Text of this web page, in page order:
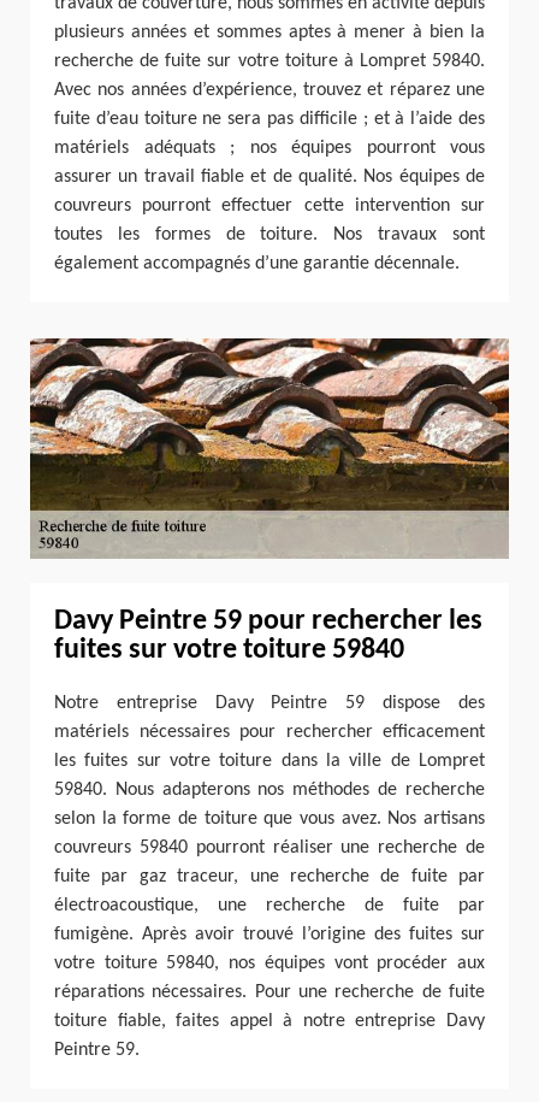
travaux de couverture, nous sommes en activité depuis
plusieurs années et sommes aptes à mener à bien la
recherche de fuite sur votre toiture à Lompret 59840.
Avec nos années d’expérience, trouvez et réparez une
fuite d’eau toiture ne sera pas difficile ; et à l’aide des
matériels adéquats ; nos équipes pourront vous
assurer un travail fiable et de qualité. Nos équipes de
couvreurs pourront effectuer cette intervention sur
toutes les formes de toiture. Nos travaux sont
également accompagnés d’une garantie décennale.
Davy Peintre 59 pour rechercher les
fuites sur votre toiture 59840
Notre entreprise Davy Peintre 59 dispose des
matériels nécessaires pour rechercher efficacement
les fuites sur votre toiture dans la ville de Lompret
59840. Nous adapterons nos méthodes de recherche
selon la forme de toiture que vous avez. Nos artisans
couvreurs 59840 pourront réaliser une recherche de
fuite par gaz traceur, une recherche de fuite par
électroacoustique, une recherche de fuite par
fumigène. Après avoir trouvé l’origine des fuites sur
votre toiture 59840, nos équipes vont procéder aux
réparations nécessaires. Pour une recherche de fuite
toiture fiable, faites appel à notre entreprise Davy
Peintre 59.